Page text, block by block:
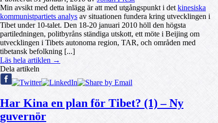
Min avsikt med detta inlägg är att med utgångspunkt i det kinesiska
kommunistpartiets analys av situationen fundera kring utvecklingen i
Tibet under 10-talet. Den 18-20 januari 2010 höll den högsta
partiledningen, politbyråns ständiga utskott, ett möte i Beijing om
utvecklingen i Tibets autonoma region, TAR, och områden med
tibetansk befolkning [...]
Läs hela artiklen →
Dela artikeln
Har Kina en plan för Tibet? (1) – Ny
guvernör